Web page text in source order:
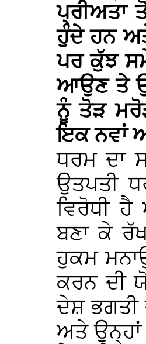
ਪ੍ਰੀਅਤਾ
ਹੁੰਦੇ ਹਨ
ਪਰ ਕੁੱਝ
ਆਉਣ ਤੇ
ਨੂੰ ਤੋੜ
ਇਕ ਨਵਾਂ
ਧਰਮ ਦਾ
ਉਤਪਤੀ
ਵਿਰੋਧੀ
ਬਣਾ ਕੇ
ਹੁਕਮ
ਕਰਨ ਦੀ
ਦੇਸ਼ ਭਗਤੀ
ਅਤੇ ਉਨ੍ਹਾਂ